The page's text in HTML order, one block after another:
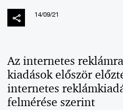
14/09/21
Az internetes
kiadások először
internetes
felmérése szerint